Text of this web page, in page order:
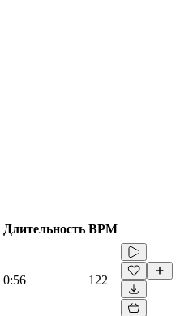
Длительность BPM
0:56 122